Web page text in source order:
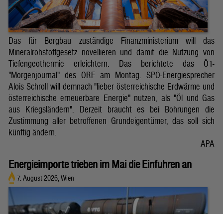
Das für Bergbau zuständige Finanzministerium will das
Mineralrohstoffgesetz novellieren und damit die Nutzung von
Tiefengeothermie erleichtern. Das berichtete das Ö1-
"Morgenjournal" des ORF am Montag. SPÖ-Energiesprecher
Alois Schroll will demnach "lieber österreichische Erdwärme und
österreichische erneuerbare Energie" nutzen, als "Öl und Gas
aus Kriegsländern". Derzeit braucht es bei Bohrungen die
Zustimmung aller betroffenen Grundeigentümer, das soll sich
künftig ändern.
APA
Energieimporte trieben im Mai die Einfuhren an
7. August 2026, Wien